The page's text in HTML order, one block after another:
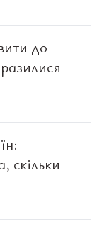
до
скільки